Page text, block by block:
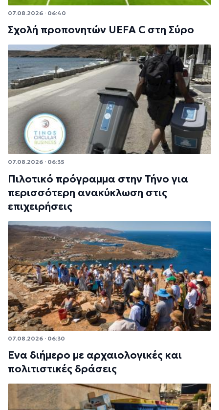
07.08.2026 · 06:40
Σχολή προπονητών UEFA C στη Σύρο
07.08.2026 · 06:35
Πιλοτικό πρόγραμμα στην Τήνο για
περισσότερη ανακύκλωση στις
επιχειρήσεις
07.08.2026 · 06:30
Ένα διήμερο με αρχαιολογικές και
πολιτιστικές δράσεις